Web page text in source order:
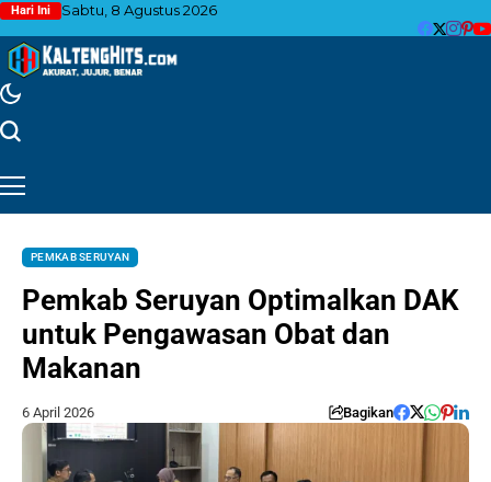
Hari Ini Sabtu, 8 Agustus 2026
PEMKAB SERUYAN
Pemkab Seruyan Optimalkan DAK
untuk Pengawasan Obat dan
Makanan
6 April 2026 Bagikan